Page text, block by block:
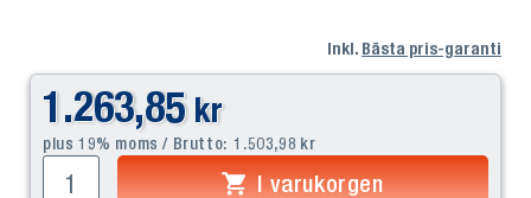
Inkl. Bästa pris-garanti
1.263,85 kr
plus 19% moms / Brutto: 1.503,98 kr
I varukorgen